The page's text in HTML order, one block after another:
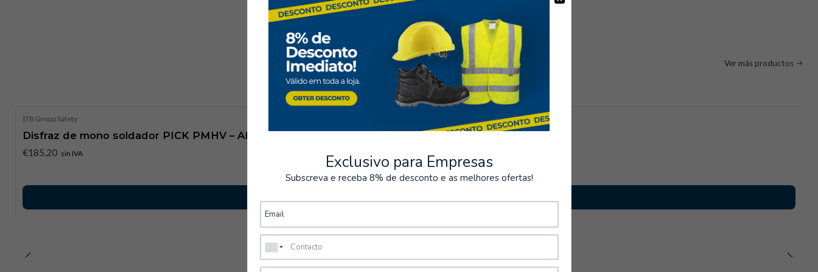
—
Áreas de uso:
• Soldadura industrial y MIG/MAG
• Trabajos que impliquen chispas y calor intenso.
• Mantenimiento pesado y metalurgia
• Entornos que requieren alta visibilidad y protección térmica.
—
Especificaciones técnicas:
•Marcado CE:Sí — EPI (equipo de protección individual) de categoría II.
Mono multinorma Ver más productos
|TB Group Safety
Disfraz de mono soldador PICK PMHV – Alta visibilidad | TB Group Security
€185,20 sin IVA Exclusivo para Empresas
Subscreva e receba 8% de desconto e as melhores ofertas!